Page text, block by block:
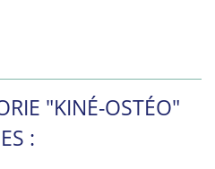
"KINÉ-OSTÉO"
: